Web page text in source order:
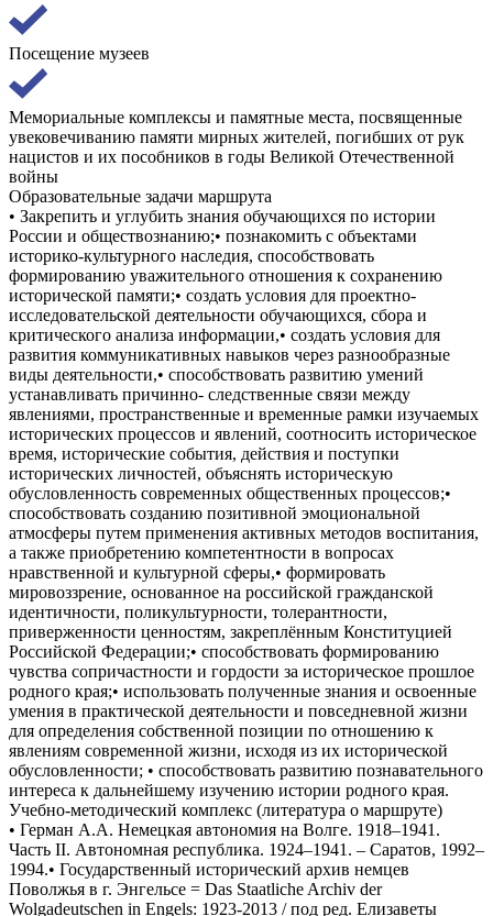
Посещение музеев
Мемориальные комплексы и памятные места, посвященные
увековечиванию памяти мирных жителей, погибших от рук
нацистов и их пособников в годы Великой Отечественной
войны
Образовательные задачи маршрута
• Закрепить и углубить знания обучающихся по истории
России и обществознанию;• познакомить с объектами
историко-культурного наследия, способствовать
формированию уважительного отношения к сохранению
исторической памяти;• создать условия для проектно-
исследовательской деятельности обучающихся, сбора и
критического анализа информации,• создать условия для
развития коммуникативных навыков через разнообразные
виды деятельности,• способствовать развитию умений
устанавливать причинно- следственные связи между
явлениями, пространственные и временные рамки изучаемых
исторических процессов и явлений, соотносить историческое
время, исторические события, действия и поступки
исторических личностей, объяснять историческую
обусловленность современных общественных процессов;•
способствовать созданию позитивной эмоциональной
атмосферы путем применения активных методов воспитания,
а также приобретению компетентности в вопросах
нравственной и культурной сферы,• формировать
мировоззрение, основанное на российской гражданской
идентичности, поликультурности, толерантности,
приверженности ценностям, закреплённым Конституцией
Российской Федерации;• способствовать формированию
чувства сопричастности и гордости за историческое прошлое
родного края;• использовать полученные знания и освоенные
умения в практической деятельности и повседневной жизни
для определения собственной позиции по отношению к
явлениям современной жизни, исходя из их исторической
обусловленности; • способствовать развитию познавательного
интереса к дальнейшему изучению истории родного края.
Учебно-методический комплекс (литература о маршруте)
• Герман А.А. Немецкая автономия на Волге. 1918–1941.
Часть II. Автономная республика. 1924–1941. – Саратов, 1992–
1994.• Государственный исторический архив немцев
Поволжья в г. Энгельсе = Das Staatliche Archiv der
Wolgadeutschen in Engels: 1923-2013 / под ред. Елизаветы